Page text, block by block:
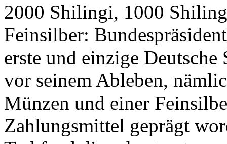
2000 Shilingi, 1000
Feinsilber:
erste und einzige Deutsche
vor seinem Ableben,
Münzen und einer
Zahlungsmittel geprägt